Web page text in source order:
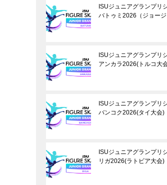
ISUジュニアグランプリ
バトゥミ2026（ジョージ
ISUジュニアグランプリ
アンカラ2026(トルコ大
ISUジュニアグランプリ
バンコク2026(タイ大会)
ISUジュニアグランプリ
リガ2026(ラトビア大会)